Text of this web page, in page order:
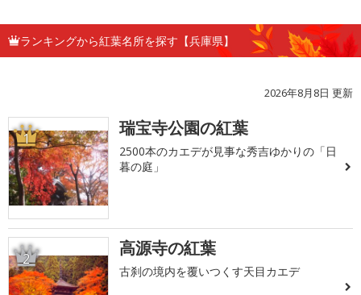
ランキングから紅葉名所を探す【兵庫県】
2026年8月8日 更新
1 瑞宝寺公園の紅葉
2500本のカエデが見事な秀吉ゆかりの「日
暮の庭」
2 高源寺の紅葉
古刹の境内を覆いつくす天目カエデ